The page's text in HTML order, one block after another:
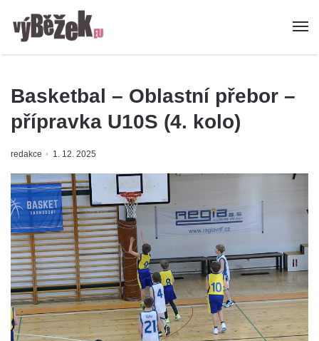
Basketbal – Oblastní přebor –
přípravka U10S (4. kolo)
redakce 1. 12. 2025